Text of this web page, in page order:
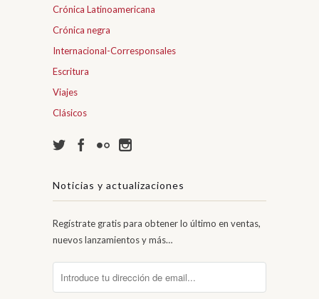
Crónica Latinoamericana
Crónica negra
Internacional-Corresponsales
Escritura
Viajes
Clásicos
Noticias y actualizaciones
Regístrate gratis para obtener lo último en ventas,
nuevos lanzamientos y más…